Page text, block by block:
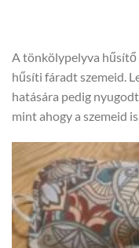
A tönkölypelyva
hűsíti fáradt szemeid.
hatására pedig
mint ahogy a szemeid